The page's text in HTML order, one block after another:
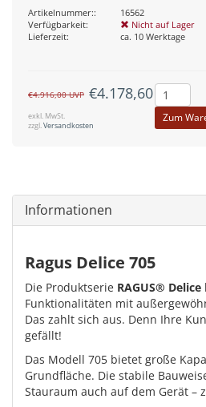
Artikelnummer::
16562
Verfügbarkeit:
Nicht auf Lager
Lieferzeit:
ca. 10 Werktage
€4.916,00UVP €4.178,60
exkl. MwSt.
zzgl.Versandkosten
Zum
Informationen
Ragus Delice 705
Die Produktserie RAGUS® Delice
Funktionalitäten mit
Das zahlt sich aus. Denn Ihre
gefällt!
Das Modell 705 bietet große
Grundfläche. Die stabile
Stauraum auch auf dem Gerät –